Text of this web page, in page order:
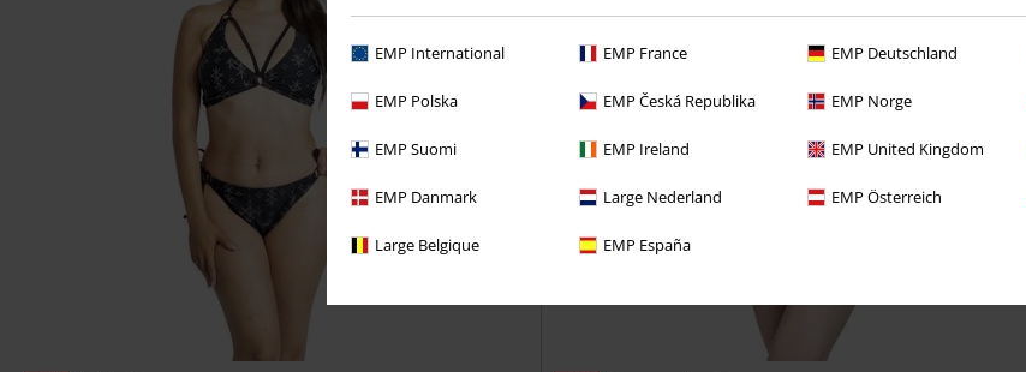
EMP International EMP France EMP Deutschland
EMP Polska EMP Česká Republika EMP Norge
EMP Suomi EMP Ireland EMP United Kingdom
EMP Danmark Large Nederland EMP Österreich
Large Belgique EMP España